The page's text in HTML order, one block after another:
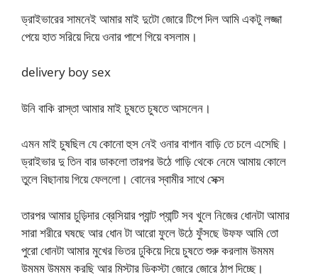
ড্রাইভারের সামনেই আমার মাই দুটো জোরে টিপে দিল আমি একটু লজ্জা
পেয়ে হাত সরিয়ে দিয়ে ওনার পাশে গিয়ে বসলাম।
delivery boy sex
উনি বাকি রাস্তা আমার মাই চুষতে চুষতে আসলেন।
এমন মাই চুষছিল যে কোনো হুস নেই ওনার বাগান বাড়ি তে চলে এসেছি।
ড্রাইভার দু তিন বার ডাকলো তারপর উঠে গাড়ি থেকে নেমে আমায় কোলে
তুলে বিছানায় গিয়ে ফেললো। বোনের স্বামীর সাথে সেক্স
তারপর আমার চুড়িদার ব্রেসিয়ার প্যান্ট প্যান্টি সব খুলে নিজের ধোনটা আমার
সারা শরীরে ঘষছে আর ধোন টা আরো ফুলে উঠে ফুঁসছে উফফ আমি তো
পুরো ধোনটা আমার মুখের ভিতর ঢুকিয়ে দিয়ে চুষতে শুরু করলাম উমমম
উমমম উমমম করছি আর মিস্টার ডিকস্টা জোরে জোরে ঠাপ দিচ্ছে।